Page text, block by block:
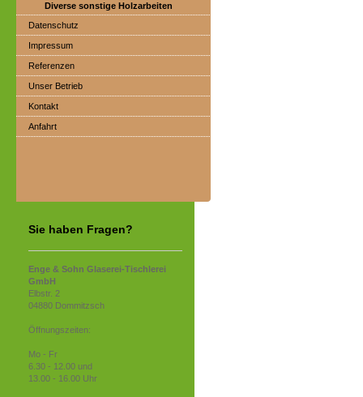
Diverse sonstige Holzarbeiten
Datenschutz
Impressum
Referenzen
Unser Betrieb
Kontakt
Anfahrt
Sie haben Fragen?
Enge & Sohn Glaserei-Tischlerei
GmbH
Elbstr. 2
04880 Dommitzsch
Öffnungszeiten:
Mo - Fr
6.30 - 12.00 und
13.00 - 16.00 Uhr